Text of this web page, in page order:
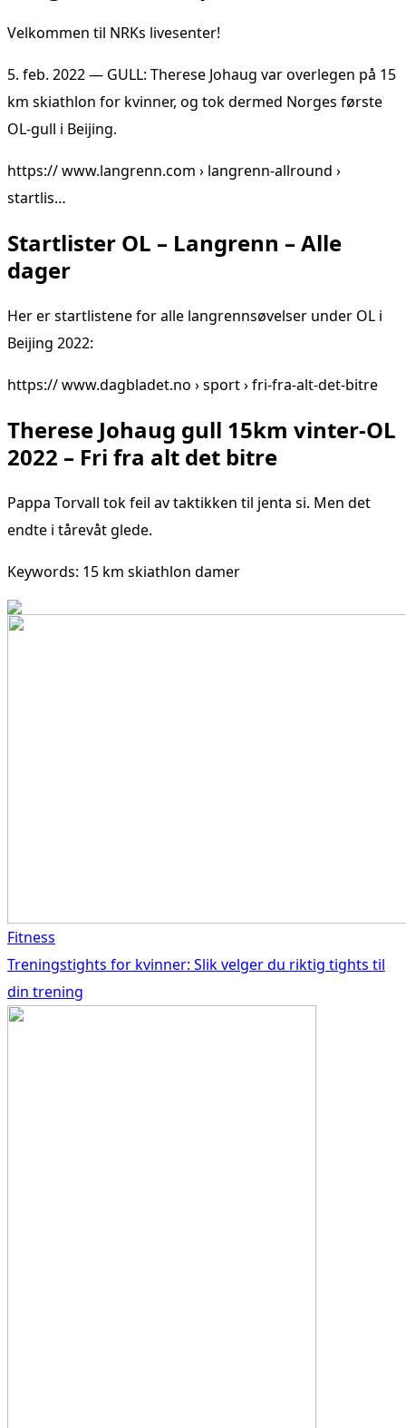
Velkommen til NRKs livesenter!
5. feb. 2022 — GULL: Therese Johaug var overlegen på 15
km skiathlon for kvinner, og tok dermed Norges første
OL-gull i Beijing.
https:// www.langrenn.com › langrenn-allround ›
startlis…
Startlister OL – Langrenn – Alle
dager
Her er startlistene for alle langrennsøvelser under OL i
Beijing 2022:
https:// www.dagbladet.no › sport › fri-fra-alt-det-bitre
Therese Johaug gull 15km vinter-OL
2022 – Fri fra alt det bitre
Pappa Torvall tok feil av taktikken til jenta si. Men det
endte i tårevåt glede.
Keywords: 15 km skiathlon damer
Fitness
Treningstights for kvinner: Slik velger du riktig tights til
din trening